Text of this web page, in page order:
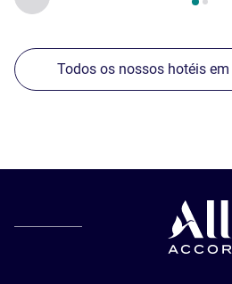
Todos os nossos hotéis